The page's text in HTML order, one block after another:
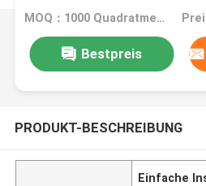
MOQ：1000 Quadratmeter
Bestpreis
PRODUKT-BESCHREIBUNG
Einfache